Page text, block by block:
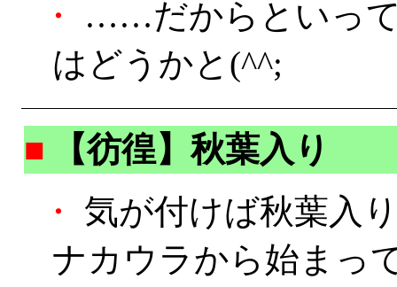
・
……だからといっ
はどうかと(^^;
■
【彷徨】秋葉入り
・
気が付けば秋葉入
ナカウラから始まっ